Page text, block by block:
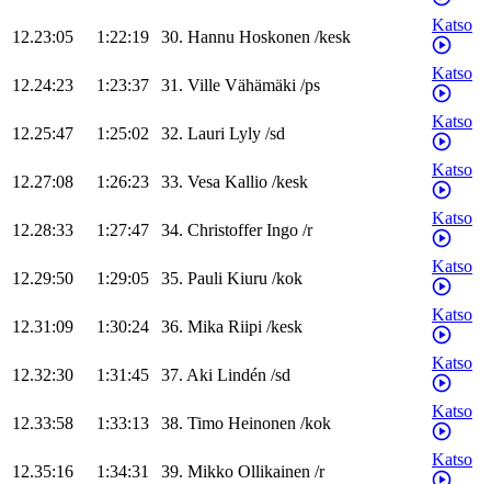
12.23:05 1:22:19 30. Hannu Hoskonen /kesk
Katso
12.24:23 1:23:37 31. Ville Vähämäki /ps
Katso
12.25:47 1:25:02 32. Lauri Lyly /sd
Katso
12.27:08 1:26:23 33. Vesa Kallio /kesk
Katso
12.28:33 1:27:47 34. Christoffer Ingo /r
Katso
12.29:50 1:29:05 35. Pauli Kiuru /kok
Katso
12.31:09 1:30:24 36. Mika Riipi /kesk
Katso
12.32:30 1:31:45 37. Aki Lindén /sd
Katso
12.33:58 1:33:13 38. Timo Heinonen /kok
Katso
12.35:16 1:34:31 39. Mikko Ollikainen /r
Katso